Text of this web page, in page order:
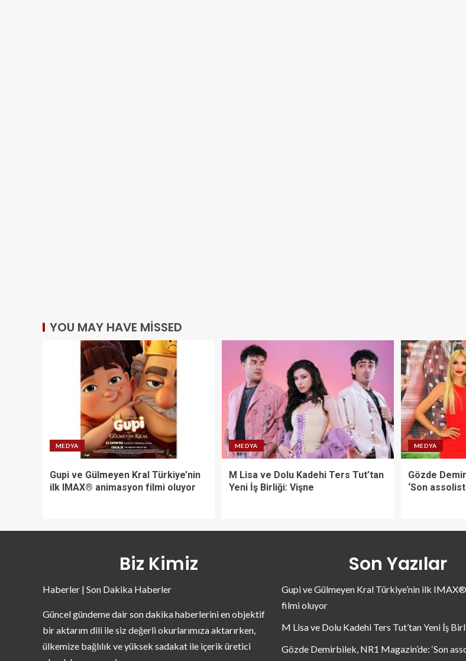
YOU MAY HAVE MISSED
MEDYA
Gupi ve Gülmeyen Kral Türkiye’nin
ilk IMAX® animasyon filmi oluyor
MEDYA
M Lisa ve Dolu Kadehi Ters Tut’tan
Yeni İş Birliği: Vişne
MEDYA
Gözde
‘Son
Biz Kimiz
Haberler | Son Dakika Haberler
Güncel gündeme dair son dakika haberlerini en objektif
bir aktarım dili ile siz değerli okurlarımıza aktarırken,
ülkemize bağlılık ve yüksek sadakat ile içerik üretici
Son Yazılar
Gupi ve Gülmeyen Kral Türkiye’nin ilk
filmi oluyor
M Lisa ve Dolu Kadehi Ters Tut’tan Yeni İş
Gözde Demirbilek, NR1 Magazin’de: ‘Son